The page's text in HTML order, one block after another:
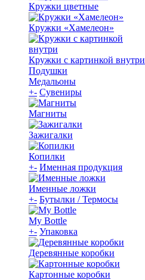
Кружки цветные
Кружки «Хамелеон»
Кружки с картинкой внутри
Подушки
Медальоны
+- Сувениры
Магниты
Зажигалки
Копилки
+- Именная продукция
Именные ложки
+- Бутылки / Термосы
My Bottle
+- Упаковка
Деревянные коробки
Картонные коробки